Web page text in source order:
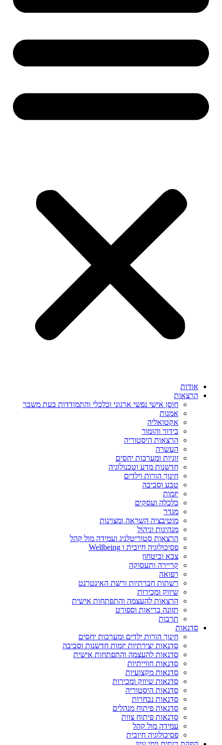
אודות
הרצאות
חוסן אישי נפשי ארגוני וכלכלי והתמודדות בעת משבר
אמנות
אקטואליה
בידור והומור
הרצאות היסטוריה
העשרה
זוגיות ומערכות יחסים
חדשנות מדע וטכנולוגיה
חינוך הורות וילדים
טבע וסביבה
יזמות
כלכלה ועסקים
מגדר
מוטיבציה השראה ומצוינות
מנהיגות וניהול
הרצאות סטוריטלניג ועמידה מול קהל
פסיכולוגיה חיובית ו Wellbeing
צבא וביטחון
קריירה ותעסוקה
רפואה
רשתות חברתיות ורשת האינטרנט
שיווק ומכירות
הרצאות להעצמה והתפתחות אישית
תזונה בריאות וספורט
תרבות
סדנאות
חינוך הורות ילדים ומערכות יחסים
סדנאות יצירתיות יזמות חדשנות וסביבה
סדנאות להעצמה והתפתחות אישית
סדנאות חווייתיות
סדנאות מקצועיות
סדנאות שיווק ומכירות
סדנאות היסטוריה
סדנאות נבחרות
סדנאות פיתוח מנהלים
סדנאות פיתוח צוות
עמידה מול קהל
פסיכולוגיה חיובית